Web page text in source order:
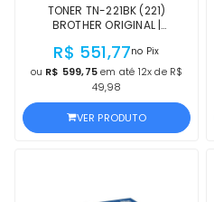
TONER TN-221BK (221)
BROTHER ORIGINAL |
9130CW, 3170CDW, HL-
3140CW PRETO | PRODUTO
OFICIAL BROTHER COM NF E
PROCEDÊNCIA
R$ 551,77no Pix
ou R$ 599,75em até 12x de R$
49,98
VER PRODUTO